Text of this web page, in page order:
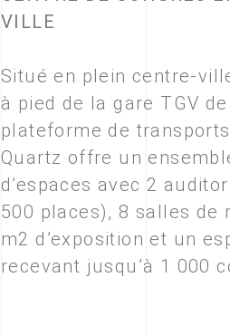
VILLE
Situé en plein centre-
à pied de la gare TGV
plateforme de
Quartz offre un
d’espaces avec 2
500 places), 8 salles de
m2 d’exposition et un
recevant jusqu’à 1 000